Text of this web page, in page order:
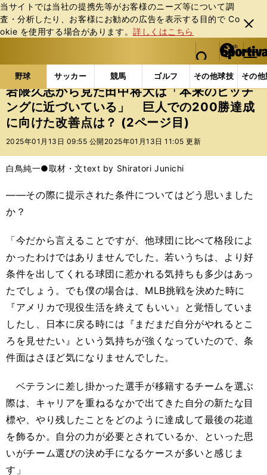
当サイトでは当社の提携先等がお客様のニーズ等について調
査・分析したり、お客様にお勧めの広告を表⽰する⽬的で Co
okie を使⽤する場合があります。詳しくはこちら
閉じ
る
web Sportiva (webスポルティーバ)
検索
マイペ
ー
ジ
メニュ
野球 サッカー 競馬 ゴルフ その他球技 その
b
ス
ポ
ル
テ
ー
バ
野球の記事一覧 プロ野球 岩隈久志から見た田中将
岩隈久志から見た田中将大は「本来のピッチ
ングに近づいている」 巨人での200勝達成
に向けた改善点は？ (2ページ目)
2025年01月13日 09:55 公開 2025年01月13日 11:05 更新
白鳥純一●取材・文text by Shiratori Junichi
――その際に提示された条件についてはどう思いました
か？
「今だから言えることですが、他球団に比べて格段によ
かったわけではありませんでした。若いうちは、より好
条件を出してくれる球団に惹かれる気持ちも多少はあっ
たでしょう。でも僕の場合は、MLB挑戦を決めた時に
『アメリカで現役生活を終えてもいい』と覚悟していま
したし、日本に戻る時には『まだまだ自分がやれるとこ
ろを見せたい』という気持ちが強くなっていたので、条
件面はさほど気になりませんでした。
ベテランに差し掛かった選手が移籍するチームを選ぶ
際は、キャリアを重ねるなかで出てきた自分の新たな目
標や、やり残したことをどのように達成して最後の花道
を飾るか。自分の力が必要とされているか、といった思
いがチーム選びの決め手になるケースが多いと感じま
す」